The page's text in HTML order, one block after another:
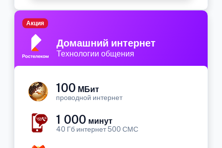
Домашний интернет
Технологии общения
Акция
100 МБит
проводной интернет
1 000 минут
40 Гб интернет 500 СМС